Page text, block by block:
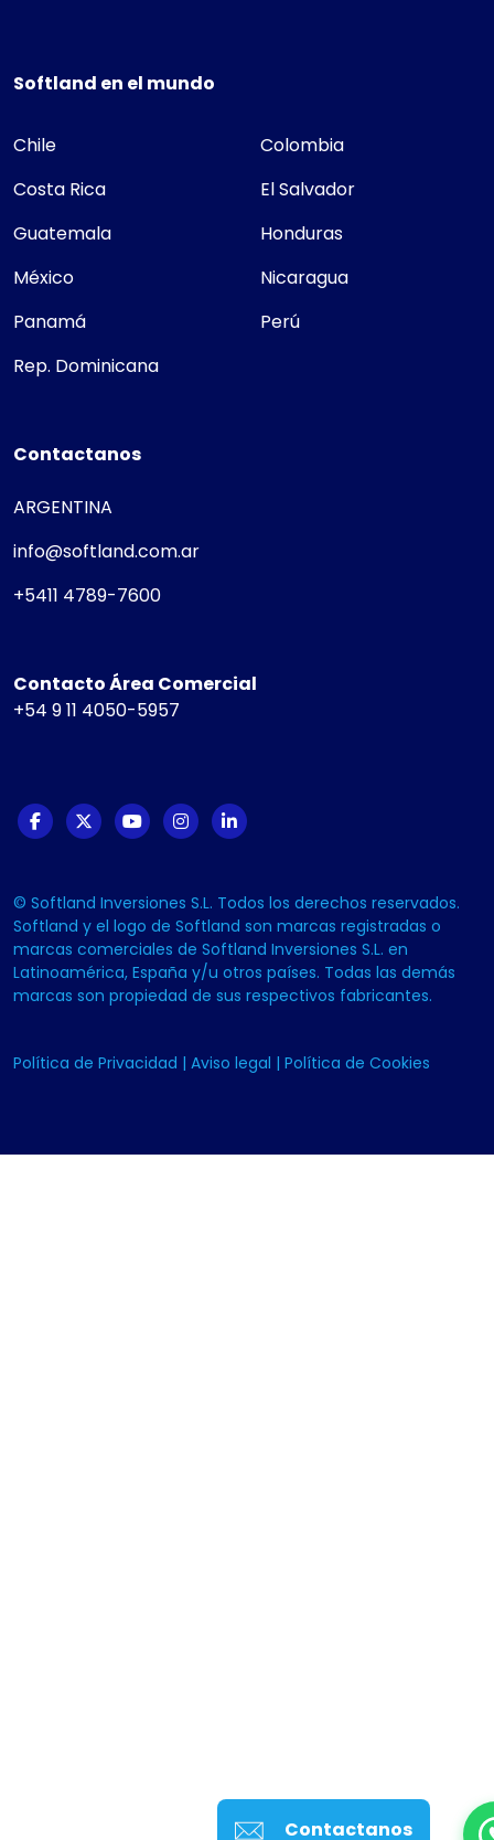
Contactanos
Softland en el mundo
Chile
Colombia
Costa Rica
El Salvador
Guatemala
Honduras
México
Nicaragua
Panamá
Perú
Rep. Dominicana
Contactanos
ARGENTINA
info@softland.com.ar
+5411 4789-7600
Contacto Área Comercial
+54 9 11 4050-5957
© Softland Inversiones S.L. Todos los derechos reservados.
Softland y el logo de Softland son marcas registradas o
marcas comerciales de Softland Inversiones S.L. en
Latinoamérica, España y/u otros países. Todas las demás
marcas son propiedad de sus respectivos fabricantes.
Política de Privacidad | Aviso legal | Política de Cookies